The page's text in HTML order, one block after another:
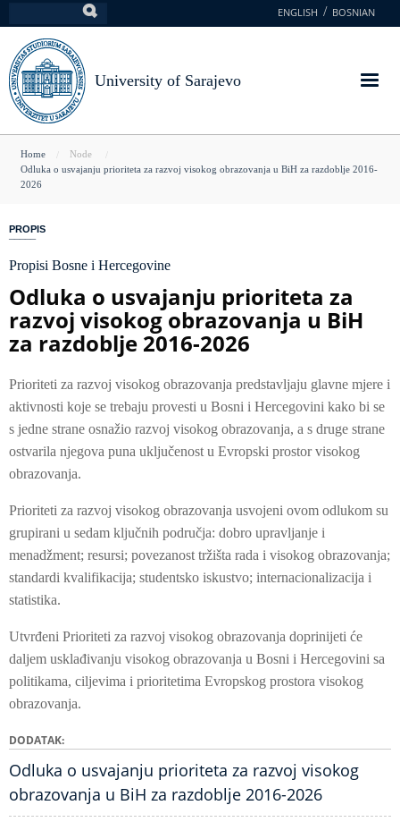
to
main
content
ENGLISH BOSNIAN
University of Sarajevo
You
are
Home
Node
Odluka o usvajanju prioriteta za razvoj visokog obrazovanja u BiH za razdoblje 2016-
2026
PROPIS
Propisi Bosne i Hercegovine
Odluka o usvajanju prioriteta za
razvoj visokog obrazovanja u BiH
za razdoblje 2016-2026
Prioriteti za razvoj visokog obrazovanja predstavljaju glavne mjere i
aktivnosti koje se trebaju provesti u Bosni i Hercegovini kako bi se
s jedne strane osnažio razvoj visokog obrazovanja, a s druge strane
ostvarila njegova puna uključenost u Evropski prostor visokog
obrazovanja.
Prioriteti za razvoj visokog obrazovanja usvojeni ovom odlukom su
grupirani u sedam ključnih područja: dobro upravljanje i
menadžment; resursi; povezanost tržišta rada i visokog obrazovanja;
standardi kvalifikacija; studentsko iskustvo; internacionalizacija i
statistika.
Utvrđeni Prioriteti za razvoj visokog obrazovanja doprinijeti će
daljem usklađivanju visokog obrazovanja u Bosni i Hercegovini sa
politikama, ciljevima i prioritetima Evropskog prostora visokog
obrazovanja.
DODATAK
Odluka o usvajanju prioriteta za razvoj visokog
obrazovanja u BiH za razdoblje 2016-2026